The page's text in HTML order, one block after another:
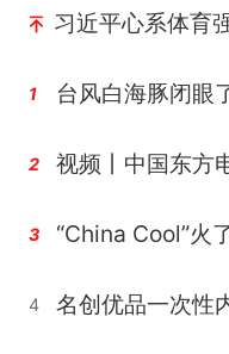
习近平心系体育
1 台风白海豚闭眼
2
3
4 名创优品一次性